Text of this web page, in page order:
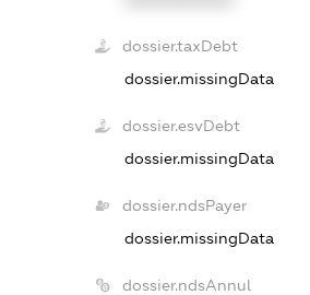
dossier.taxDebt
dossier.missingData
dossier.esvDebt
dossier.missingData
dossier.ndsPayer
dossier.missingData
dossier.ndsAnnul